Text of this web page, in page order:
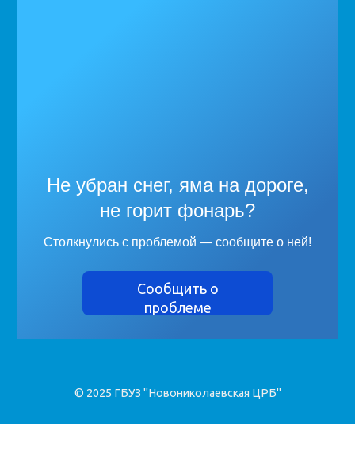
Не убран снег, яма на дороге,
не горит фонарь?
Столкнулись с проблемой — сообщите о ней!
Сообщить о
проблеме
© 2025 ГБУЗ "Новониколаевская ЦРБ"